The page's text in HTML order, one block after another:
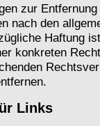
zur
nach den
Haftung
konkreten
Links